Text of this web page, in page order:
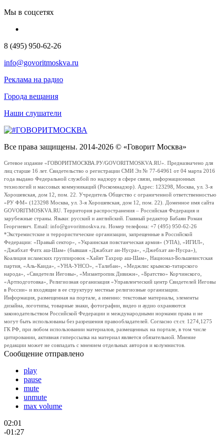
Мы в соцсетях
8 (495) 950-62-26
info@govoritmoskva.ru
Реклама на радио
Города вещания
Наши слушатели
Все права защищены. 2014-2026 © «Говорит Москва»
Сетевое издание «ГОВОРИТМОСКВА.РУ/GOVORITMOSKVA.RU». Предназначено для
лиц старше 16 лет. Свидетельство о регистрации СМИ Эл № 77-64961 от 04 марта 2016
года выдано Федеральной службой по надзору в сфере связи, информационных
технологий и массовых коммуникаций (Роскомнадзор). Адрес: 123298, Москва, ул. 3-я
Хорошевская, дом 12, пом. 22. Учредитель Общество с ограниченной ответственностью
«РУ ФМ» (123298 Москва, ул. 3-я Хорошевская, дом 12, пом. 22). Доменное имя сайта
GOVORITMOSKVA.RU. Территория распространения – Российская Федерация и
зарубежные страны. Языки: русский и английский. Главный редактор Бабаян Роман
Георгиевич. Email: info@govoritmoskva.ru. Номер телефона: +7 (495) 950-62-26
*Экстремистские и террористические организации, запрещенные в Российской
Федерации: «Правый сектор», «Украинская повстанческая армия» (УПА), «ИГИЛ»,
«Джабхат Фатх аш-Шам» (бывшая «Джабхат ан-Нусра», «Джебхат ан-Нусра»),
Коалиция исламских группировок «Хайят Тахрир аш-Шам», Национал-Большевистская
партия, «Аль-Каида», «УНА-УНСО», «Талибан», «Меджлис крымско-татарского
народа», «Свидетели Иеговы», «Мизантропик Дивижн», «Братство» Корчинского,
«Артподготовка», Религиозная организация «Управленческий центр Свидетелей Иеговы
в России» и входящие в ее структуру местные религиозные организации.
Информация, размещенная на портале, а именно: текстовые материалы, элементы
дизайна, логотипы, товарные знаки, фотографии, видео и аудио охраняются
законодательством Российской Федерации и международными нормами права и не
могут быть использованы без разрешения правообладателей. Согласно ст.ст. 1274,1275
ГК РФ, при любом использовании материалов, размещенных на портале, в том числе
цитировании, активная гиперссылка на материал является обязательной. Мнение
редакции может не совпадать с мнением отдельных авторов и колумнистов.
Сообщение отправлено
play
pause
mute
unmute
max volume
02:01
-01:27